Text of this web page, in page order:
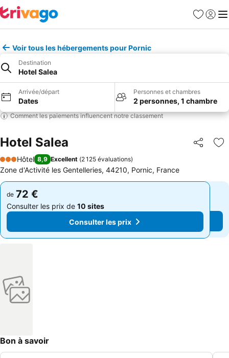
Favoris
Se
Voir tous les hébergements pour Pornic
Destination
Hotel Salea
Arrivée/départ
Dates
Personnes et chambres
2 personnes, 1 chambre
Comment les paiements influencent notre classement
Hotel Salea Partager
3 Étoiles
Hôtel 8,9 Excellent (2 125 évaluations)
Zone d'Activité les Gentelleries, 44210, Pornic, France
de 72 €
Consulter les prix de 10 sites
Consulter les prix
de 72 €
Consulter les prix de 10 sites
Consulter les prix
Bon à savoir